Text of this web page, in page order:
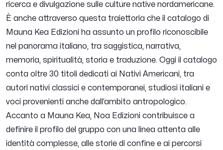
ricerca e divulgazione sulle culture native nordamericane.
È anche attraverso questa traiettoria che il catalogo di
Mauna Kea Edizioni ha assunto un profilo riconoscibile
nel panorama italiano, tra saggistica, narrativa,
memoria, spiritualità, storia e traduzione. Oggi il catalogo
conta oltre 30 titoli dedicati ai Nativi Americani, tra
autori nativi classici e contemporanei, studiosi italiani e
voci provenienti anche dall’ambito antropologico.
Accanto a Mauna Kea, Noa Edizioni contribuisce a
definire il profilo del gruppo con una linea attenta alle
identità complesse, alle storie di confine e ai percorsi